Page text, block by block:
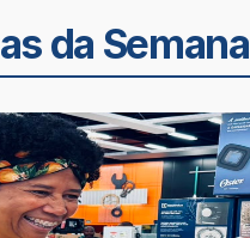
da Semana